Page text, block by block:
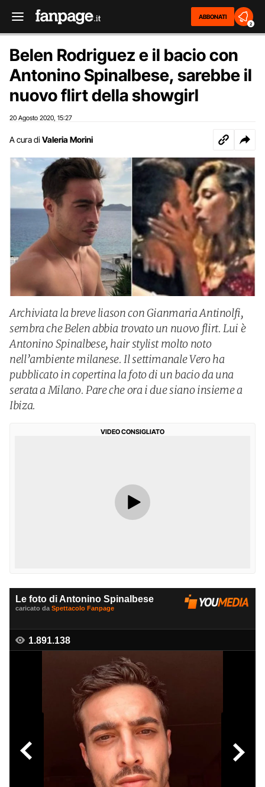
ABBONATI
2
Belen Rodriguez e il bacio con
Antonino Spinalbese, sarebbe il
nuovo flirt della showgirl
20 Agosto 2020 15:27
A cura di Valeria Morini
Archiviata la breve liason con Gianmaria Antinolfi,
sembra che Belen abbia trovato un nuovo flirt. Lui è
Antonino Spinalbese, hair stylist molto noto
nell’ambiente milanese. Il settimanale Vero ha
pubblicato in copertina la foto di un bacio da una
serata a Milano. Pare che ora i due siano insieme a
Ibiza.
VIDEO CONSIGLIATO